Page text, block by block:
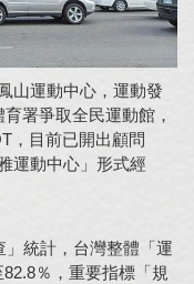
山運動中心，運動發
署爭取全民運動館，
，目前已開出顧問
運動中心」形式經
統計，台灣整體「運
％，重要指標「規